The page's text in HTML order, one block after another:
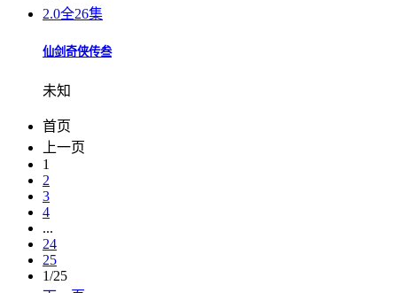
2.0全26集
仙剑奇侠传叁
未知
首页
上一页
1
2
3
4
...
24
25
1/25